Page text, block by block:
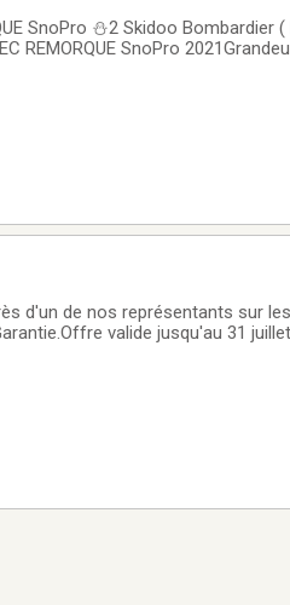
SnoPro ⛄️2 Skidoo Bombardier (
REMORQUE SnoPro
d'un de nos représentants sur
valide jusqu'au 31 juillet